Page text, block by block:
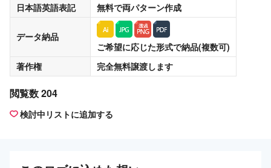
日本語英語表記
無料で両パターン作成
データ納品
ご希望に応じた形式で納品(複数可)
著作権
完全無料譲渡します
閲覧数 204
検討中リストに追加する